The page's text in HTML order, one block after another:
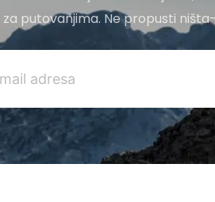
putovanjima. Ne propusti